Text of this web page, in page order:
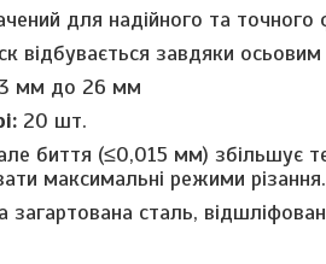
для надійного та
відбувається завдяки
3 мм до 26 мм
20 шт.
биття (≤0,015 мм) збільшує
максимальні режими різання.
загартована сталь,